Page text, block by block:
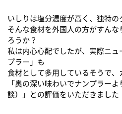
いしりは塩分濃度が高く、独特の
そんな食材を外国人の方がすん
ろうか？
私は内心心配でしたが、実際ニ
プラー」も
食材として多用しているそうで
「奥の深い味わいでナンプラー
談）」との評価をいただきました